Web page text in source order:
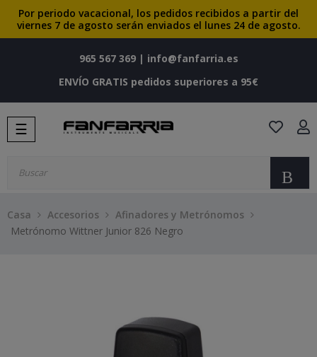
Por periodo vacacional, los pedidos recibidos a partir del
viernes 7 de agosto serán enviados el lunes 24 de agosto.
965 567 369| info@fanfarria.es
ENVÍO GRATIS pedidos superiores a 95€
Navegación
de
☰
Casa Accesorios
Afinadores y Metrónomos
Metrónomo Wittner Junior 826 Negro